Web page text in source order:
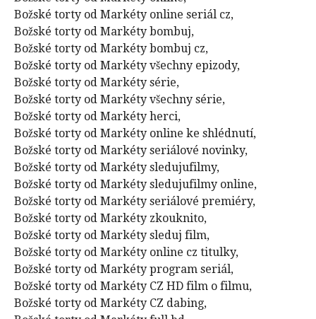
Božské torty od Markéty online seriál cz,
Božské torty od Markéty bombuj,
Božské torty od Markéty bombuj cz,
Božské torty od Markéty všechny epizody,
Božské torty od Markéty série,
Božské torty od Markéty všechny série,
Božské torty od Markéty herci,
Božské torty od Markéty online ke shlédnutí,
Božské torty od Markéty seriálové novinky,
Božské torty od Markéty sledujufilmy,
Božské torty od Markéty sledujufilmy online,
Božské torty od Markéty seriálové premiéry,
Božské torty od Markéty zkouknito,
Božské torty od Markéty sleduj film,
Božské torty od Markéty online cz titulky,
Božské torty od Markéty program seriál,
Božské torty od Markéty CZ HD film o filmu,
Božské torty od Markéty CZ dabing,